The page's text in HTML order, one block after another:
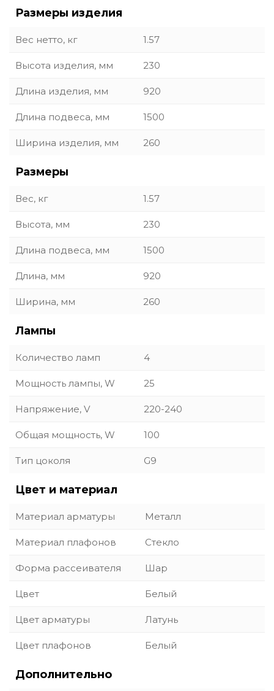
Размеры изделия
Вес нетто, кг 1.57
Высота изделия, мм 230
Длина изделия, мм 920
Длина подвеса, мм 1500
Ширина изделия, мм 260
Размеры
Вес, кг 1.57
Высота, мм 230
Длина подвеса, мм 1500
Длина, мм 920
Ширина, мм 260
Лампы
Количество ламп 4
Мощность лампы, W 25
Напряжение, V 220-240
Общая мощность, W 100
Тип цоколя G9
Цвет и материал
Материал арматуры Металл
Материал плафонов Стекло
Форма рассеивателя Шар
Цвет Белый
Цвет арматуры Латунь
Цвет плафонов Белый
Дополнительно